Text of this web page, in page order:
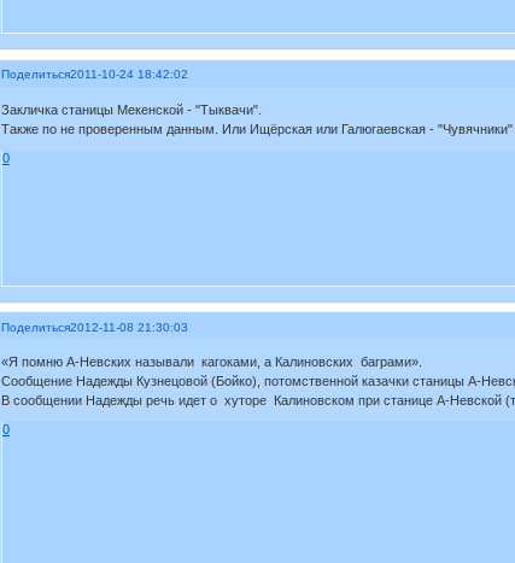
Поделиться2011-10-24 18:42:02
Закличка станицы Мекенской - "Тыквачи".
Также по не проверенным данным. Или Ищёрская или Галюгаевская - "Чувячники"
0
Поделиться2012-11-08 21:30:03
«Я помню А-Невских называли кагоками, а Калиновских баграми».
Сообщение Надежды Кузнецовой (Бойко), потомственной казачки станицы А-
В сообщении Надежды речь идет о хуторе Калиновском при станице А-Невской
0